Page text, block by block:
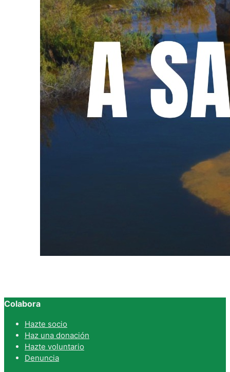
Colabora
Hazte socio
Haz una donación
Hazte voluntario
Denuncia